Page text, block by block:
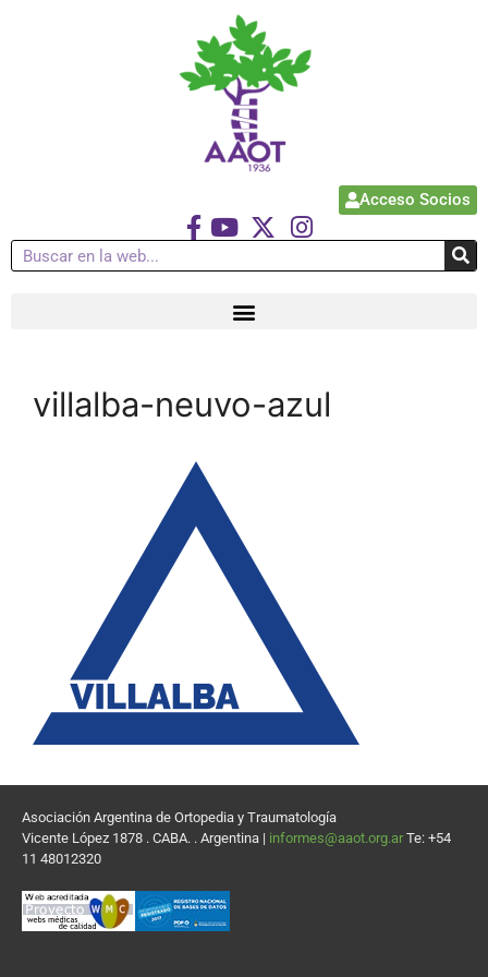
Acceso Socios
villalba-neuvo-azul
Asociación Argentina de Ortopedia y Traumatología
Vicente López 1878 . CABA. . Argentina | informes@aaot.org.ar Te: +54
11 48012320